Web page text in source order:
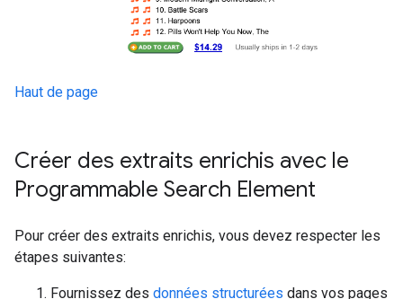
Haut de page
Créer des extraits enrichis avec le
Programmable Search Element
Pour créer des extraits enrichis, vous devez respecter les
étapes suivantes:
Fournissez des données structurées dans vos pages